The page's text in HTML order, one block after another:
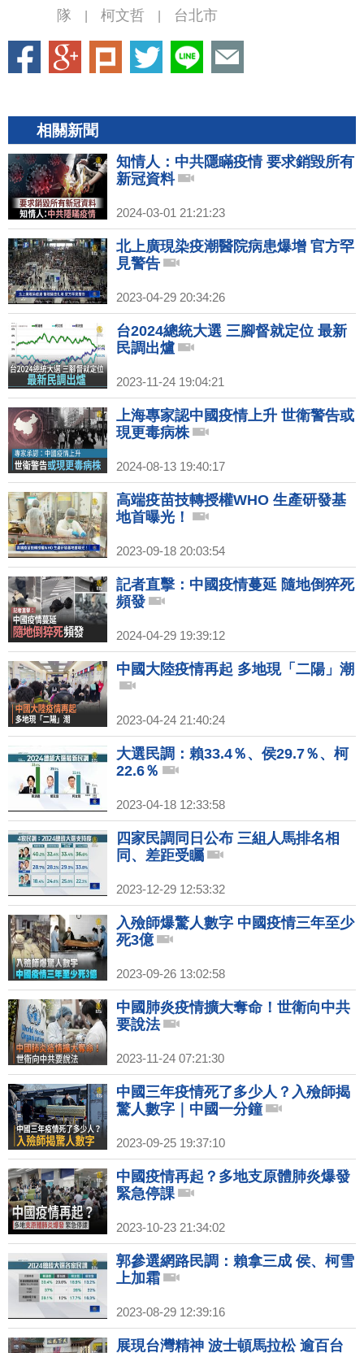
隊
柯文哲 台北市
相關新聞
知情人：中共隱瞞疫情 要求銷毀所有
新冠資料
2024-03-01 21:21:23
北上廣現染疫潮醫院病患爆增 官方罕
見警告
2023-04-29 20:34:26
台2024總統大選 三腳督就定位 最新
民調出爐
2023-11-24 19:04:21
上海專家認中國疫情上升 世衛警告或
現更毒病株
2024-08-13 19:40:17
高端疫苗技轉授權WHO 生產研發基
地首曝光！
2023-09-18 20:03:54
記者直擊：中國疫情蔓延 隨地倒猝死
頻發
2024-04-29 19:39:12
中國大陸疫情再起 多地現「二陽」潮
2023-04-24 21:40:24
大選民調：賴33.4％、侯29.7％、柯
22.6％
2023-04-18 12:33:58
四家民調同日公布 三組人馬排名相
同、差距受矚
2023-12-29 12:53:32
入殮師爆驚人數字 中國疫情三年至少
死3億
2023-09-26 13:02:58
中國肺炎疫情擴大奪命！世衛向中共
要說法
2023-11-24 07:21:30
中國三年疫情死了多少人？入殮師揭
驚人數字｜中國一分鐘
2023-09-25 19:37:10
中國疫情再起？多地支原體肺炎爆發
緊急停課
2023-10-23 21:34:02
郭參選網路民調：賴拿三成 侯、柯雪
上加霜
2023-08-29 12:39:16
展現台灣精神 波士頓馬拉松 逾百台